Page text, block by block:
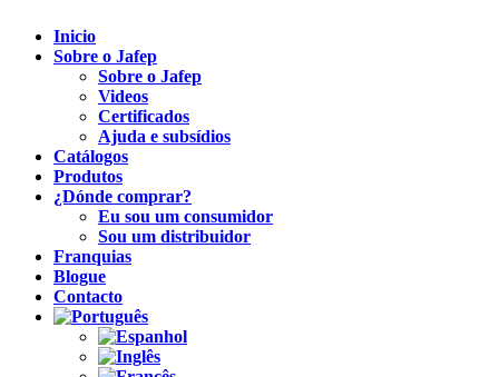
Inicio
Sobre o Jafep
Sobre o Jafep
Videos
Certificados
Ajuda e subsídios
Catálogos
Produtos
¿Dónde comprar?
Eu sou um consumidor
Sou um distribuidor
Franquias
Blogue
Contacto